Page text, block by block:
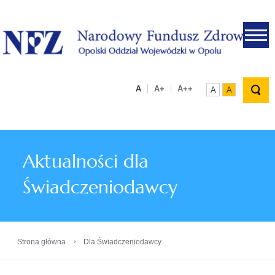
.
A A+ A++ A A
Aktualności dla
Świadczeniodawcy
Strona główna › Dla Świadczeniodawcy